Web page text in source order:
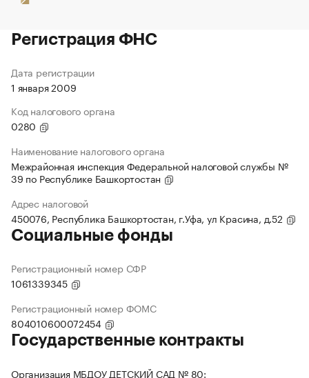
Регистрация ФНС
Дата регистрации
1 января 2009
Код налогового органа
0280
Наименование налогового органа
Межрайонная инспекция Федеральной налоговой службы №
39 по Республике Башкортостан
Адрес налоговой
450076, Республика Башкортостан, г.Уфа, ул Красина, д.52
Социальные фонды
Регистрационный номер СФР
1061339345
Регистрационный номер ФОМС
804010600072454
Государственные контракты
Организация МБДОУ ДЕТСКИЙ САД № 80: